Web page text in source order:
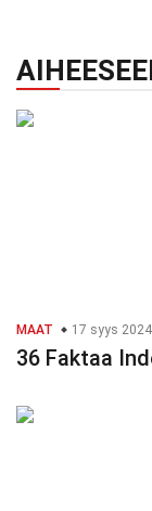
MAAT 17 syys 2024
36 Faktaa